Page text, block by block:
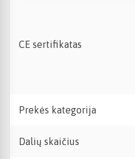
CE sertifikatas
Prekės kategorija
Dalių skaičius